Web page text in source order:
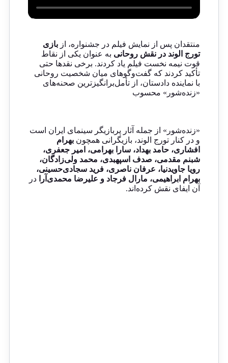
منتقدان پس از نمایش فیلم در جشنواره، ازبازی
تورج الوند در نقش روحانی به عنوان یکی از نقاط
قوت نیمه نخست فیلم یاد کردند. برخی نقدها حتی
تأکید کردند که گفت‌وگوهای میان شخصیت روحانی
با نماینده دادستان، از تأمل‌برانگیزترین صحنه‌های
«زنده‌شور» محسوب
«زنده‌شور» از جمله آثار پربازیگر سینمای ایران است
و در کنار تورج الوند، بازیگرانی همچونبهرام
افشاری، حامد بهداد، سارا بهرامی، امیر جعفری،
شبنم مقدمی، صدف اسپهبدی، محمد ولی‌زادگان،
رویا جاویدنیا، عرفان ناصری، فرید سجادی‌حسینی،
بهرام ابراهیمی، مارال فرجاد و علیرضا محمدی‌آرا
در
آن ایفای نقش کرده‌اند.